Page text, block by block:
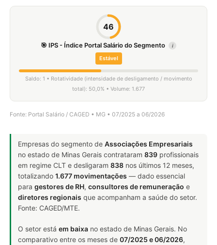
46
🎯 IPS - Índice Portal Salário do Segmento i
Estável
Saldo: 1 • Rotatividade (intensidade de desligamento / movimento
total): 50,0% • Volume: 1.677
Fonte: Portal Salário / CAGED • MG • 07/2025 a 06/2026
Empresas do segmento de Associações Empresariais
no estado de Minas Gerais contrataram 839 profissionais
em regime CLT e desligaram 838 nos últimos 12 meses,
totalizando 1.677 movimentações — dado essencial
para gestores de RH, consultores de remuneração e
diretores regionais que acompanham a saúde do setor.
Fonte: CAGED/MTE.
O setor está em baixa no estado de Minas Gerais. No
comparativo entre os meses de 07/2025 e 06/2026,